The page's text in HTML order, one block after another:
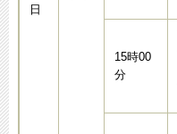
日
15時00
分